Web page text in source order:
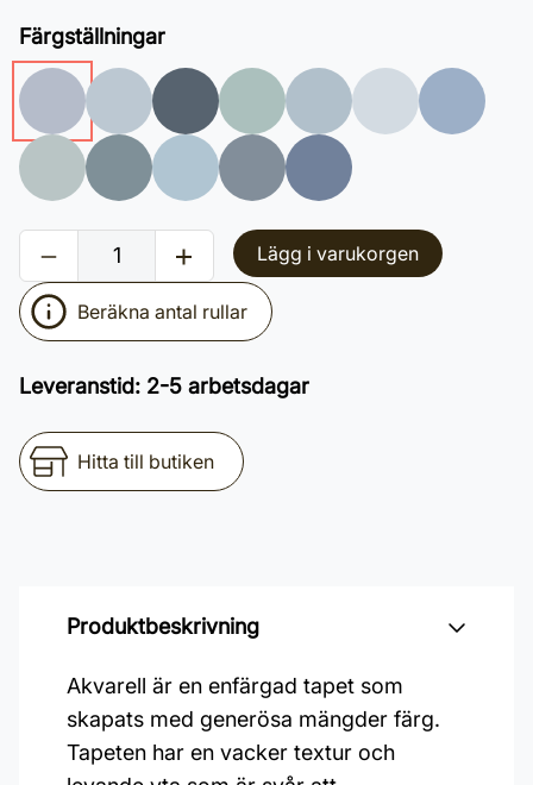
Färgställningar
Lägg i varukorgen
Beräkna antal rullar
Leveranstid: 2-5 arbetsdagar
Hitta till butiken
Produktbeskrivning
Akvarell är en enfärgad tapet som
skapats med generösa mängder färg.
Tapeten har en vacker textur och